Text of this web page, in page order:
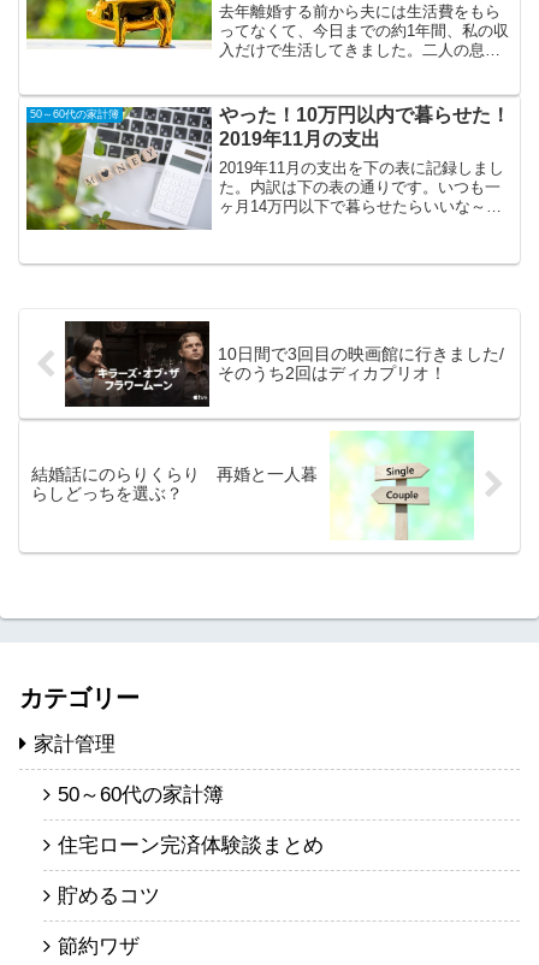
去年離婚する前から夫には生活費をもら
ってなくて、今日までの約1年間、私の収
入だけで生活してきました。二人の息子
年は色んな支払いがとても多くて、離婚
時の住宅目義変更費用...
50～60代の家計簿
やった！10万円以内で暮らせた！
2019年11月の支出
2019年11月の支出を下の表に記録しまし
た。内訳は下の表の通りです。いつも一
ヶ月14万円以下で暮らせたらいいな～と
とが出来ました(⚆.̮⚆)!!生活費10万円以内
10日間で3回目の映画館に行きました/
そのうち2回はディカプリオ！
結婚話にのらりくらり 再婚と一人暮
らしどっちを選ぶ？
カテゴリー
家計管理
50～60代の家計簿
住宅ローン完済体験談まとめ
貯めるコツ
節約ワザ